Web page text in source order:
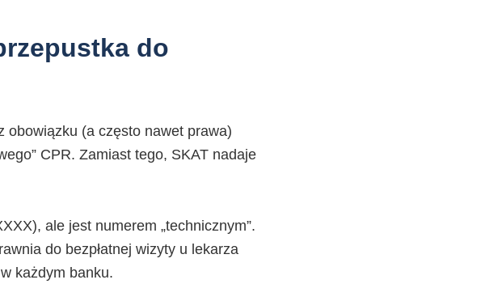
do
obowiązku (a często nawet prawa)
CPR. Zamiast tego, SKAT nadaje
ale jest numerem „technicznym”.
do bezpłatnej wizyty u lekarza
każdym banku.